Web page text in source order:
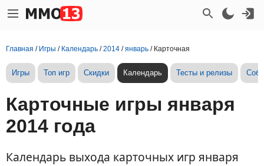
Главная / Игры / Календарь /2014 /январь / Карточная
Игры Топ игр Скидки Календарь Тесты и релизы
Карточные игры января
2014 года
Календарь выхода карточных игр января